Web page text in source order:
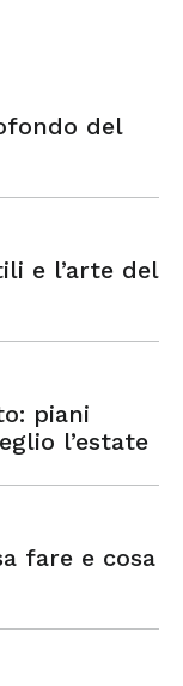
del
e l’arte del
piani
l’estate
fare e cosa